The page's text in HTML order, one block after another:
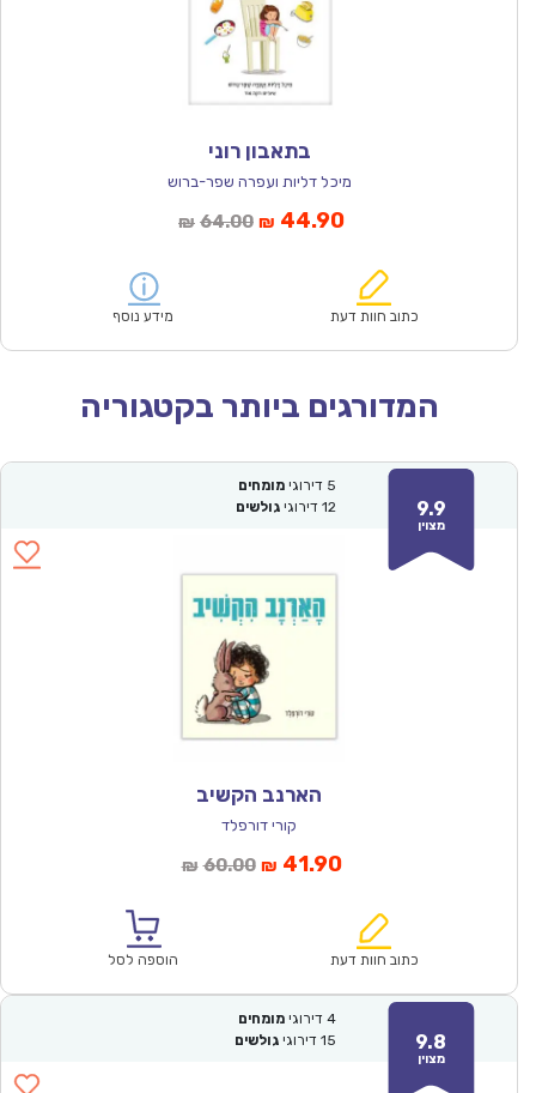
בתאבון רוני
מיכל דליות ועפרה שפר-ברוש
₪ 64.00המחיר
₪64.00.
₪ 44.90המחיר
הוא:
כתוב חוות דעת מידע נוסף
המדורגים ביותר בקטגוריה
9.9
מצוין
5 דירוגי מומחים
12 דירוגי גולשים
הארנב הקשיב
קורי דורפלד
₪ 60.00המחיר
₪60.00.
₪ 41.90המחיר
הוא:
כתוב חוות דעת הוספה לסל
9.8
מצוין
4 דירוגי מומחים
15 דירוגי גולשים